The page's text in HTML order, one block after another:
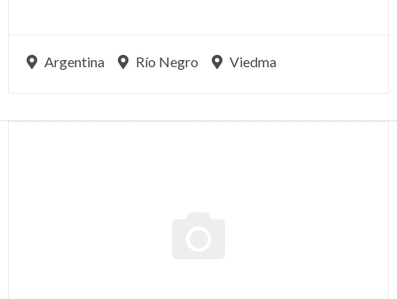
Argentina Río Negro Viedma